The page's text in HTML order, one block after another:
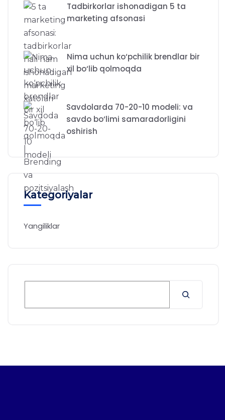
Tadbirkorlar ishonadigan 5 ta
marketing afsonasi
Nima uchun ko‘pchilik brendlar bir
xil bo‘lib qolmoqda
Savdolarda 70-20-10 modeli: va
savdo bo‘limi samaradorligini
oshirish
Kategoriyalar
Yangiliklar